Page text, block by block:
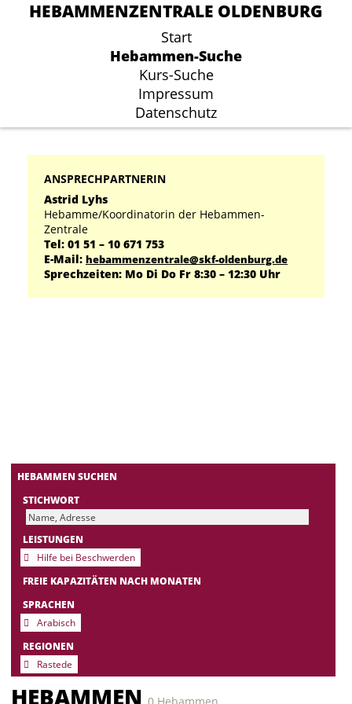
HEBAMMENZENTRALE OLDENBURG
Start
Hebammen-Suche
Kurs-Suche
Impressum
Datenschutz
HEBAMMENZENTRALE OLDENBURG
Start
Hebammen-Suche
Kurs-Suche
Impressum
Datenschutz
ANSPRECHPARTNERIN
Astrid Lyhs
Hebamme/Koordinatorin der Hebammen-
Zentrale
Tel: 01 51 – 10 671 753
E-Mail: hebammenzentrale@skf-oldenburg.de
Sprechzeiten: Mo Di Do Fr 8:30 – 12:30 Uhr
HEBAMMEN SUCHEN
STICHWORT
LEISTUNGEN
Hilfe bei Beschwerden
FREIE KAPAZITÄTEN NACH MONATEN
SPRACHEN
Arabisch
REGIONEN
Rastede
HEBAMMEN